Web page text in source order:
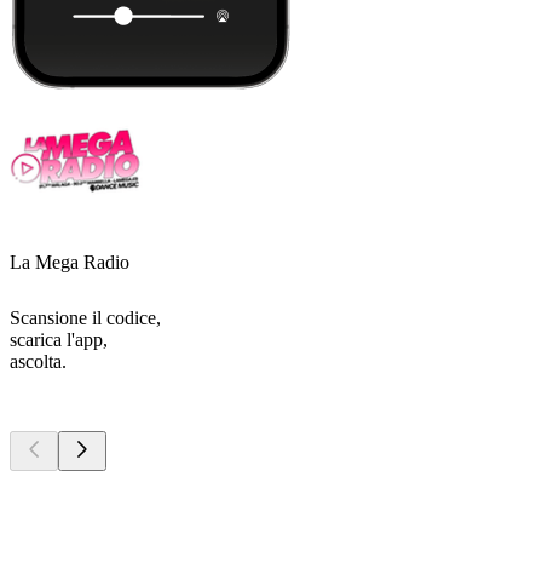
La Mega Radio
Scansione il codice,
scarica l'app,
ascolta.